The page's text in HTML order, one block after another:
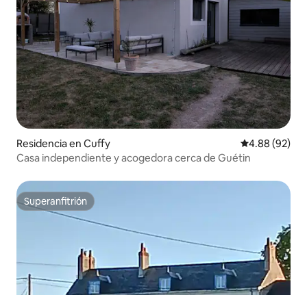
Residencia en Cuffy Calificación
4.88 (92)
Casa independiente y acogedora cerca de Guétin
Superanfitrión
Superanfitrión